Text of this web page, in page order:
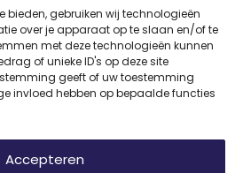
bieden, gebruiken wij technologieën
over je apparaat op te slaan en/of te
met deze technologieën kunnen
of unieke ID's op deze site
geeft of uw toestemming
invloed hebben op bepaalde functies
Accepteren
PrivacyAlgemene voorwaarden